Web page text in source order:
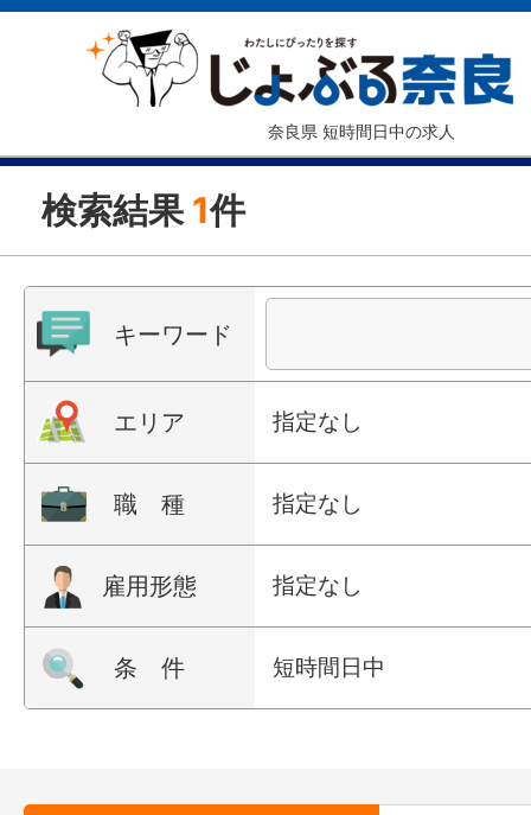
奈良県 短時間日中の求人
検索結果 1件
キーワード
エリア 指定なし
職 種 指定なし
雇用形態 指定なし
条 件 短時間日中